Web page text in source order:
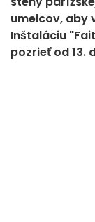
umelcov, aby
Inštaláciu
pozrieť od 13.